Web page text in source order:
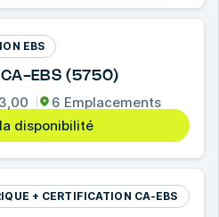
EBS
EBS (5750)
6 Emplacements
disponibilité
+ CERTIFICATION CA-EBS